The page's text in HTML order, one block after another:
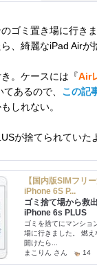
ゴミ置き場に行きま
、綺麗なiPad Airが
。ケースには『Air
てあるので、 この記
しれない。
が捨てられてい